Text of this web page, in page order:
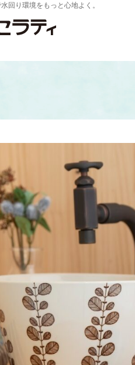
回り環境をもっと心地よく。